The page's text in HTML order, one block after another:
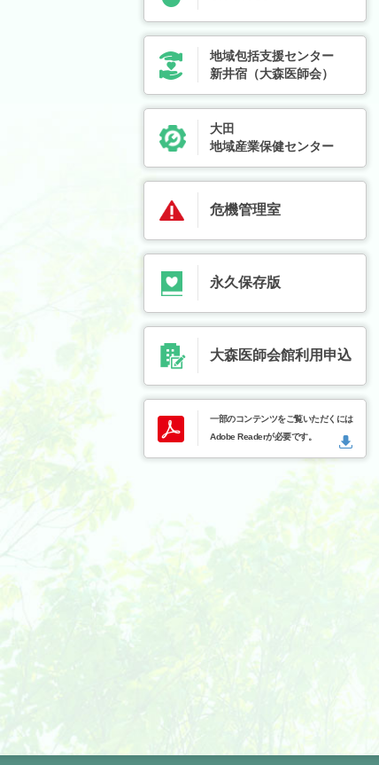
地域包括支援センター
新井宿（大森医師会）
大田
地域産業保健センター
危機管理室
永久保存版
大森医師会館利用申込
一部のコンテンツをご覧いただくには
Adobe Readerが必要です。